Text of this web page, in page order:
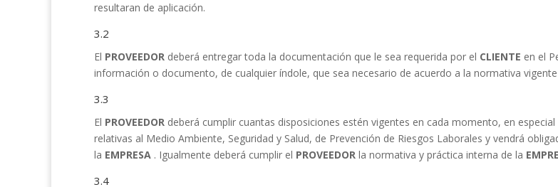
resultaran de aplicación.
3.2
El PROVEEDOR deberá entregar toda la documentación que le sea requerida por el CLIENTE en el
información o documento, de cualquier índole, que sea necesario de acuerdo a la normativa
3.3
El PROVEEDOR deberá cumplir cuantas disposiciones estén vigentes en cada momento, en
relativas al Medio Ambiente, Seguridad y Salud, de Prevención de Riesgos Laborales y vendrá
la EMPRESA . Igualmente deberá cumplir el PROVEEDOR la normativa y práctica interna de la
3.4